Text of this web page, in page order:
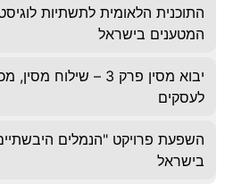
התוכנית הלאומית לתשתיות
המטענים בישראל
יבוא מסין פרק 3 –
לעסקים
השפעת פרויקט "הנמלים
בישראל